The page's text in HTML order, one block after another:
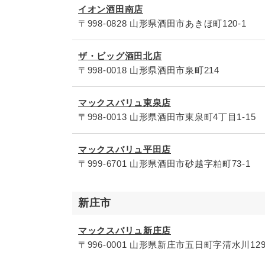
イオン酒田南店
〒998-0828 山形県酒田市あきほ町120-1
ザ・ビッグ酒田北店
〒998-0018 山形県酒田市泉町214
マックスバリュ東泉店
〒998-0013 山形県酒田市東泉町4丁目1-15
マックスバリュ平田店
〒999-6701 山形県酒田市砂越字粕町73-1
新庄市
マックスバリュ新庄店
〒996-0001 山形県新庄市五日町字清水川